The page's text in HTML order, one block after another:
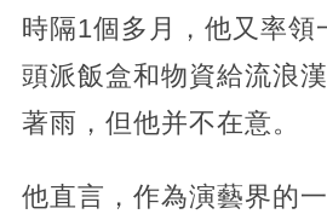
時隔1個多月，他又率領
頭派飯盒和物資給流浪
著雨，但他并不在意。
他直言，作為演藝界的